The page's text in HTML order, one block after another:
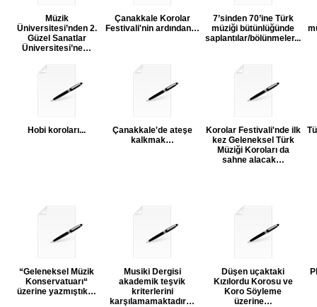
Müzik
Üniversitesi’nden 2.
Güzel Sanatlar
Üniversitesi’ne…
Çanakkale Korolar
Festivali'nin ardından…
7’sinden 70’ine Türk
müziği bütünlüğünde
saplantılar/bölünmeler...
Hobi koroları...
Çanakkale'de ateşe
kalkmak…
Korolar Festivali'nde ilk
kez Geleneksel Türk
Müziği Koroları da
sahne alacak…
“Geleneksel Müzik
Konservatuarı“
üzerine yazmıştık…
Musiki Dergisi
akademik teşvik
kriterlerini
karşılamamaktadır…
Düşen uçaktaki
Kızılordu Korosu ve
Koro Söyleme
üzerine…